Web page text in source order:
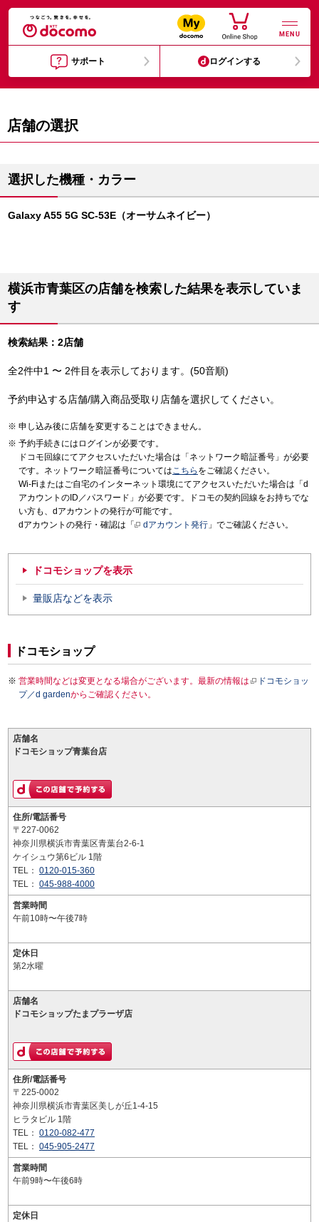
MENU
サポート ログインする
店舗の選択
選択した機種・カラー
Galaxy A55 5G SC-53E（オーサムネイビー）
横浜市青葉区の店舗を検索した結果を表示していま
す
検索結果：2店舗
全2件中1 〜 2件目を表示しております。(50音順)
予約申込する店舗/購入商品受取り店舗を選択してください。
申し込み後に店舗を変更することはできません。
予約手続きにはログインが必要です。
ドコモ回線にてアクセスいただいた場合は「ネットワーク暗証番号」が必要
です。ネットワーク暗証番号についてはこちら をご確認ください。
Wi-Fiまたはご自宅のインターネット環境にてアクセスいただいた場合は「d
アカウントのID／パスワード」が必要です。ドコモの契約回線をお持ちでな
い方も、dアカウントの発行が可能です。
dアカウントの発行・確認は「
dアカウント発行 」でご確認ください。
ドコモショップを表示
量販店などを表示
ドコモショップ
営業時間などは変更となる場合がございます。最新の情報は
ドコモショッ
プ／d gardenからご確認ください。
店舗名
ドコモショップ青葉台店
住所/電話番号
〒227-0062
神奈川県横浜市青葉区青葉台2-6-1
ケイシュウ第6ビル 1階
TEL： 0120-015-360
TEL： 045-988-4000
営業時間
午前10時〜午後7時
定休日
第2水曜
店舗名
ドコモショップたまプラーザ店
住所/電話番号
〒225-0002
神奈川県横浜市青葉区美しが丘1-4-15
ヒラタビル 1階
TEL： 0120-082-477
TEL： 045-905-2477
営業時間
午前9時〜午後6時
定休日